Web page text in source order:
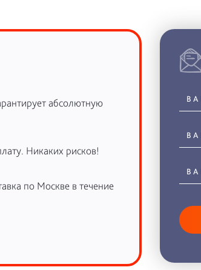
абсолютную
Никаких рисков!
по Москве в течение